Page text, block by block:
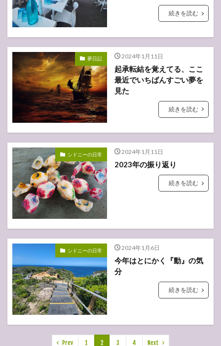
続きを読む
夢日記 2024年1月11日
起承転結を覚えてる、ここ
最近でいちばんすごい夢を
見た
続きを読む
シドニーの日常 2024年1月11日
2023年の振り返り
続きを読む
シドニーの日常 2024年1月6日
今年はとにかく『動』の気
分
続きを読む
Prev 1 2 3 4 Next